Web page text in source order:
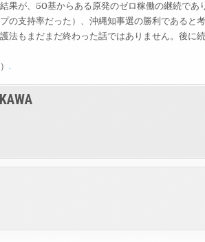
果が、50基からある原発のゼロ稼働の継続であ
の支持率だった）、沖縄知事選の勝利であると
法もまだまだ終わった話ではありません。後に
.